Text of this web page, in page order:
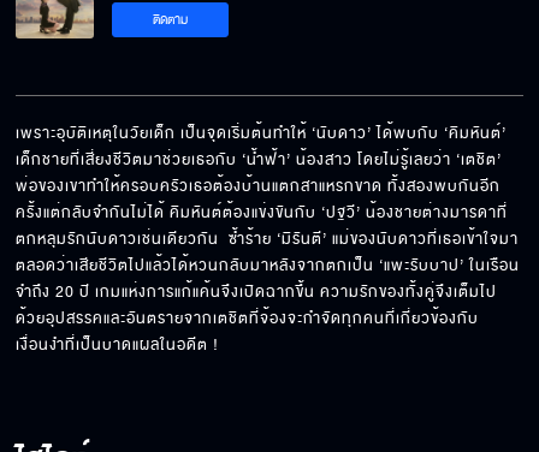
ติดตาม
เพราะอุบัติเหตุในวัยเด็ก เป็นจุดเริ่มต้นทำให้ ‘นับดาว’ ได้พบกับ ‘คิมหันต์’
เด็กชายที่เสี่ยงชีวิตมาช่วยเธอกับ ‘น้ำฟ้า’ น้องสาว โดยไม่รู้เลยว่า ‘เตชิต’
พ่อของเขาทำให้ครอบครัวเธอต้องบ้านแตกสาแหรกขาด ทั้งสองพบกันอีก
ครั้งแต่กลับจำกันไม่ได้ คิมหันต์ต้องแข่งขันกับ ‘ปฐวี’ น้องชายต่างมารดาที่
ตกหลุมรักนับดาวเช่นเดียวกัน  ซ้ำร้าย ‘มิรันตี’ แม่ของนับดาวที่เธอเข้าใจมา
ตลอดว่าเสียชีวิตไปแล้วได้หวนกลับมาหลังจากตกเป็น ‘แพะรับบาป’ ในเรือน
จำถึง 20 ปี เกมแห่งการแก้แค้นจึงเปิดฉากขึ้น ความรักของทั้งคู่จึงเต็มไป
ด้วยอุปสรรคและอันตรายจากเตชิตที่จ้องจะกำจัดทุกคนที่เกี่ยวข้องกับ
เงื่อนงำที่เป็นบาดแผลในอดีต !